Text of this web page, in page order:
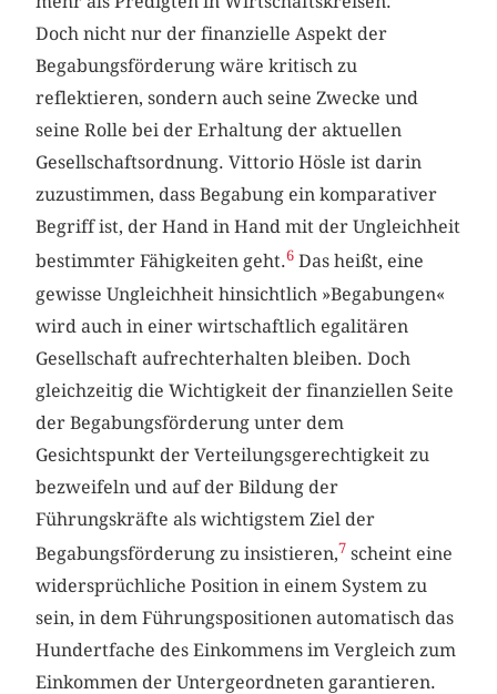
Doch nicht nur der finanzielle Aspekt der
Begabungsförderung wäre kritisch zu
reflektieren, sondern auch seine Zwecke und
seine Rolle bei der Erhaltung der aktuellen
Gesellschaftsordnung. Vittorio Hösle ist darin
zuzustimmen, dass Begabung ein komparativer
Begriff ist, der Hand in Hand mit der Ungleichheit
bestimmter Fähigkeiten geht.6 Das heißt, eine
gewisse Ungleichheit hinsichtlich »Begabungen«
wird auch in einer wirtschaftlich egalitären
Gesellschaft aufrechterhalten bleiben. Doch
gleichzeitig die Wichtigkeit der finanziellen Seite
der Begabungsförderung unter dem
Gesichtspunkt der Verteilungsgerechtigkeit zu
bezweifeln und auf der Bildung der
Führungskräfte als wichtigstem Ziel der
Begabungsförderung zu insistieren,7 scheint eine
widersprüchliche Position in einem System zu
sein, in dem Führungspositionen automatisch das
Hundertfache des Einkommens im Vergleich zum
Einkommen der Untergeordneten garantieren.